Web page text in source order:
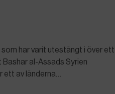
har varit utestängt i över ett
al-Assads Syrien
av länderna…